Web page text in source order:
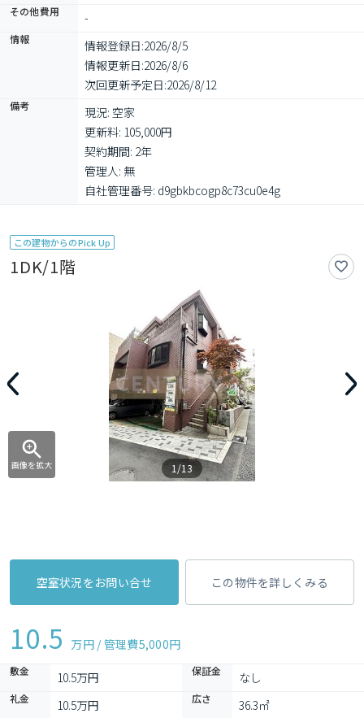
その他費用 -
情報 情報登録日:2026/8/5
情報更新日:2026/8/6
次回更新予定日:2026/8/12
備考
現況: 空家
更新料: 105,000円
契約期間: 2年
管理人: 無
自社管理番号: d9gbkbcogp8c73cu0e4g
この建物からのPick Up
1DK/1階
画像を拡大 1/13
空室状況をお問い合せ この物件を詳しくみる
10.5 万円 / 管理費5,000円
敷金 10.5万円 保証金 なし
礼金 10.5万円 広さ 36.3㎡